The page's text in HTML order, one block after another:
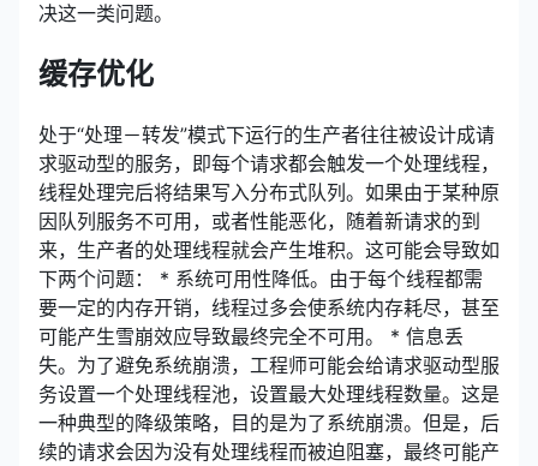
决这一类问题。
缓存优化
处于“处理－转发”模式下运行的生产者往往被设计成请
求驱动型的服务，即每个请求都会触发一个处理线程，
线程处理完后将结果写入分布式队列。如果由于某种原
因队列服务不可用，或者性能恶化，随着新请求的到
来，生产者的处理线程就会产生堆积。这可能会导致如
下两个问题： * 系统可用性降低。由于每个线程都需
要一定的内存开销，线程过多会使系统内存耗尽，甚至
可能产生雪崩效应导致最终完全不可用。 * 信息丢
失。为了避免系统崩溃，工程师可能会给请求驱动型服
务设置一个处理线程池，设置最大处理线程数量。这是
一种典型的降级策略，目的是为了系统崩溃。但是，后
续的请求会因为没有处理线程而被迫阻塞，最终可能产